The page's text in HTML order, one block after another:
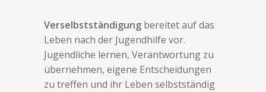
Verselbstständigung bereitet auf das
Leben nach der Jugendhilfe vor.
Jugendliche lernen, Verantwortung zu
übernehmen, eigene Entscheidungen
zu treffen und ihr Leben selbstständig